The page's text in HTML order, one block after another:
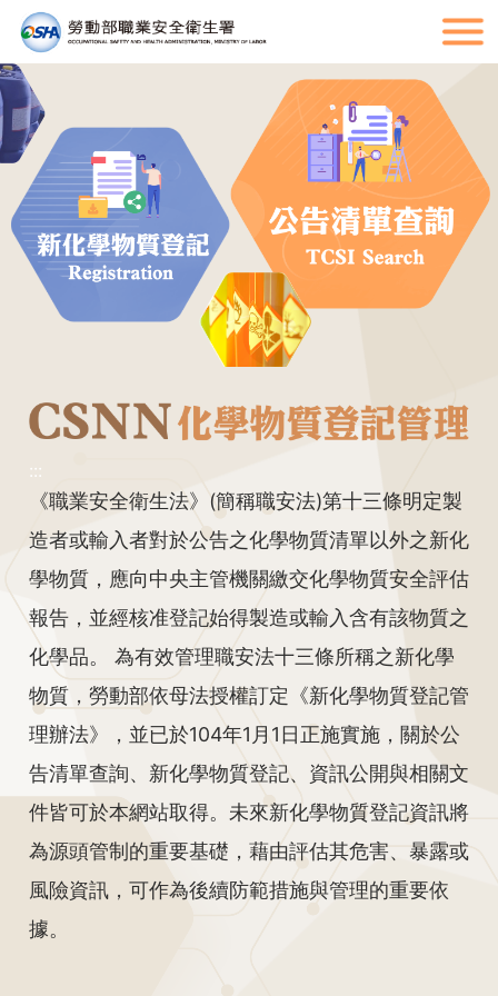
:::
《職業安全衛生法》(簡稱職安法)第十三條明定製
造者或輸入者對於公告之化學物質清單以外之新化
學物質，應向中央主管機關繳交化學物質安全評估
報告，並經核准登記始得製造或輸入含有該物質之
化學品。 為有效管理職安法十三條所稱之新化學
物質，勞動部依母法授權訂定《新化學物質登記管
理辦法》，並已於104年1月1日正施實施，關於公
告清單查詢、新化學物質登記、資訊公開與相關文
件皆可於本網站取得。未來新化學物質登記資訊將
為源頭管制的重要基礎，藉由評估其危害、暴露或
風險資訊，可作為後續防範措施與管理的重要依
據。